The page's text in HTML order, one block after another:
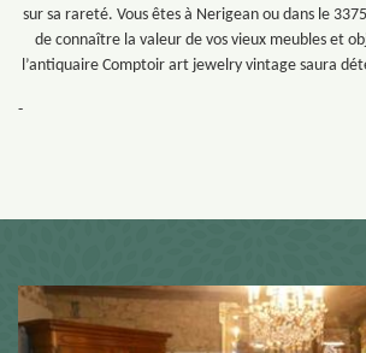
sur sa rareté. Vous êtes à Nerigean ou dans le
de connaître la valeur de vos vieux meubles et
l’antiquaire Comptoir art jewelry vintage saura
-